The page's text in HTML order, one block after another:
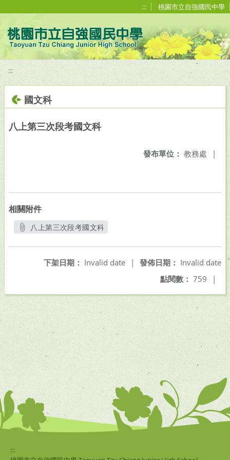
::: 桃園市立自強國民中學
:::
國文科
八上第三次段考國文科
發布單位： 教務處 |
相關附件
八上第三次段考國文科
發佈日期： Invalid date
下架日期： Invalid date
|
點閱數： 759 |
:::